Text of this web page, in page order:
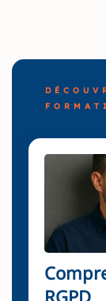
RGPD